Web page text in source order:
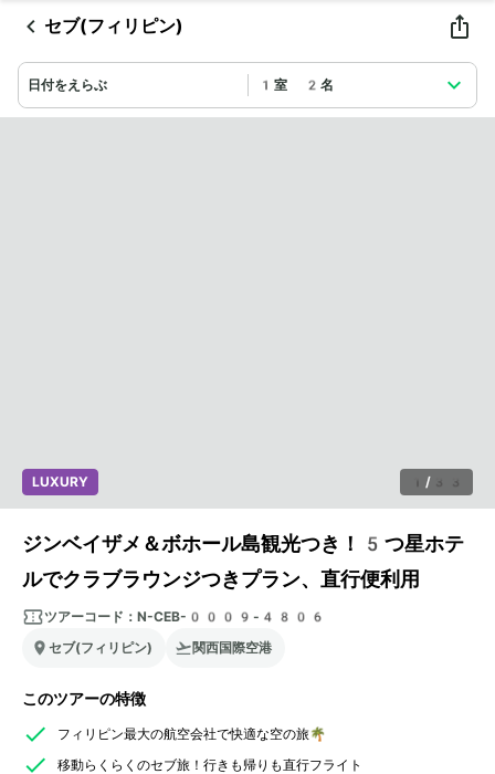
セブ(フィリピン)
日付をえらぶ 1室 2名
1 / 33
LUXURY
ジンベイザメ＆ボホール島観光つき！5つ星ホテ
ルでクラブラウンジつきプラン、直行便利用
ツアーコード： N-CEB-0009-4806
セブ(フィリピン)
関西国際空港
このツアーの特徴
フィリピン最大の航空会社で快適な空の旅🌴
移動らくらくのセブ旅！行きも帰りも直行フライト